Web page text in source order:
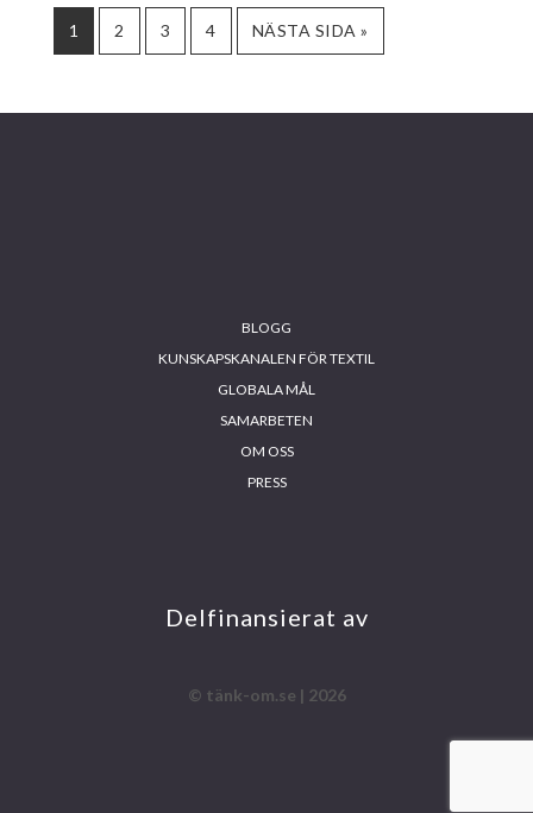
SIDA
1 SIDA
2 SIDA
3 SIDA
4
GO
TO
NÄSTA SIDA »
BLOGG
KUNSKAPSKANALEN FÖR TEXTIL
GLOBALA MÅL
SAMARBETEN
OM OSS
PRESS
Delfinansierat av
© tänk-om.se | 2026